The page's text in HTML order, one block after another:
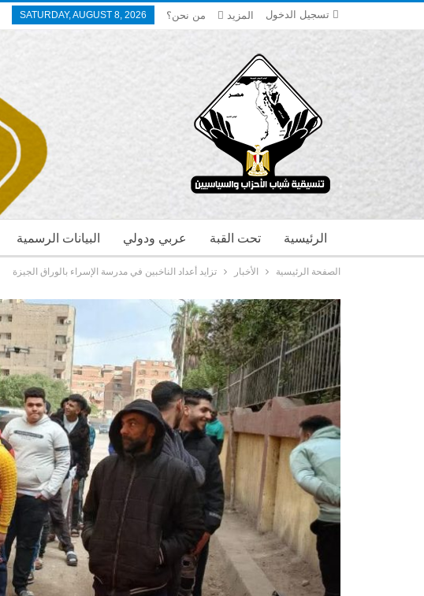
تسجيل الدخول SATURDAY, AUGUST 8, 2026 من نحن؟ المزيد
البيانات الرسمية عربي ودولي تحت القبة الرئيسية
الصفحة الرئيسية الأخبار تزايد أعداد الناخبين في مدرسة الإسراء بالوراق الجيزة